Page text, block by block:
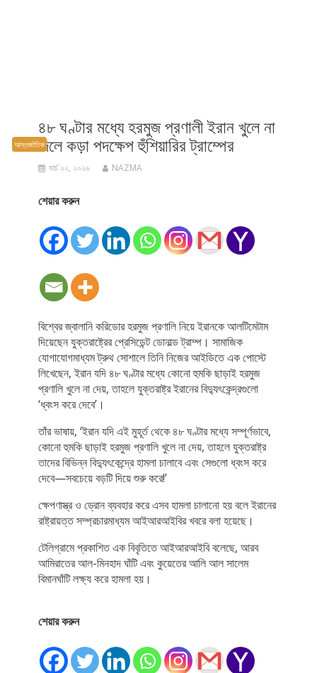
আন্তর্জাতিক
৪৮ ঘণ্টার মধ্যে হরমুজ প্রণালী ইরান খুলে না
দিলে কড়া পদক্ষেপ হুঁশিয়ারির ট্রাম্পের
মার্চ ২২, ২০২৬ NAZMA
শেয়ার করুন
বিশ্বের জ্বালানি করিডোর হরমুজ প্রণালি নিয়ে ইরানকে আলটিমেটাম
দিয়েছেন যুক্তরাষ্ট্রের প্রেসিডেন্ট ডোনাল্ড ট্রাম্প। সামাজিক
যোগাযোগমাধ্যম ট্রুথ সোশালে তিনি নিজের আইডিতে এক পোস্টে
লিখেছেন, ইরান যদি ৪৮ ঘণ্টার মধ্যে কোনো হুমকি ছাড়াই হরমুজ
প্রণালি খুলে না দেয়, তাহলে যুক্তরাষ্ট্র ইরানের বিদ্যুৎকেন্দ্রগুলো
‘ধ্বংস করে দেবে’।
তাঁর ভাষায়, ‘ইরান যদি এই মুহূর্ত থেকে ৪৮ ঘণ্টার মধ্যে সম্পূর্ণভাবে,
কোনো হুমকি ছাড়াই হরমুজ প্রণালি খুলে না দেয়, তাহলে যুক্তরাষ্ট্র
তাদের বিভিন্ন বিদ্যুৎকেন্দ্রে হামলা চালাবে এবং সেগুলো ধ্বংস করে
দেবে—সবচেয়ে বড়টি দিয়ে শুরু করে!’
ক্ষেপণাস্ত্র ও ড্রোন ব্যবহার করে এসব হামলা চালানো হয় বলে ইরানের
রাষ্ট্রায়ত্ত সম্প্রচারমাধ্যম আইআরআইবির খবরে বলা হয়েছে।
টেলিগ্রামে প্রকাশিত এক বিবৃতিতে আইআরআইবি বলেছে, আরব
আমিরাতের আল-মিনহাদ ঘাঁটি এবং কুয়েতের আলি আল সালেম
বিমানঘাঁটি লক্ষ্য করে হামলা হয়।
শেয়ার করুন